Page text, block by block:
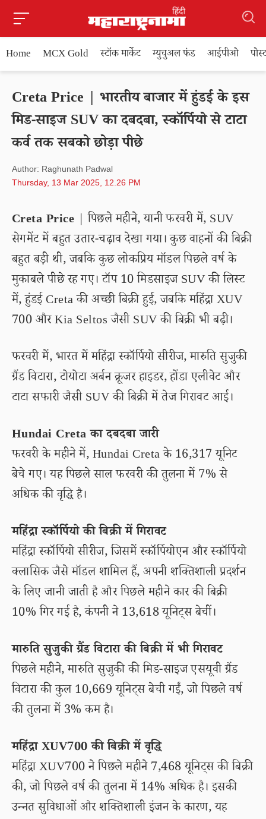
Home MCX Gold स्टॉक मार्केट म्युचुअल फंड आईपीओ
Creta Price | भारतीय बाजार में हुंडई के इस
मिड-साइज SUV का दबदबा, स्कॉर्पियो से टाटा
कर्व तक सबको छोड़ा पीछे
Author: Raghunath Padwal
Thursday, 13 Mar 2025, 12.26 PM
Creta Price | पिछले महीने, यानी फरवरी में, SUV
सेगमेंट में बहुत उतार-चढ़ाव देखा गया। कुछ वाहनों की बिक्री
बहुत बड़ी थी, जबकि कुछ लोकप्रिय मॉडल पिछले वर्ष के
मुकाबले पीछे रह गए। टॉप 10 मिडसाइज SUV की लिस्ट
में, हुंडई Creta की अच्छी बिक्री हुई, जबकि महिंद्रा XUV
700 और Kia Seltos जैसी SUV की बिक्री भी बढ़ी।
फरवरी में, भारत में महिंद्रा स्कॉर्पियो सीरीज, मारुति सुजुकी
ग्रैंड विटारा, टोयोटा अर्बन क्रूजर हाइडर, होंडा एलीवेट और
टाटा सफारी जैसी SUV की बिक्री में तेज गिरावट आई।
Hundai Creta का दबदबा जारी
फरवरी के महीने में, Hundai Creta के 16,317 यूनिट
बेचे गए। यह पिछले साल फरवरी की तुलना में 7% से
अधिक की वृद्धि है।
महिंद्रा स्कॉर्पियो की बिक्री में गिरावट
महिंद्रा स्कॉर्पियो सीरीज, जिसमें स्कॉर्पियोएन और स्कॉर्पियो
क्लासिक जैसे मॉडल शामिल हैं, अपनी शक्तिशाली प्रदर्शन
के लिए जानी जाती है और पिछले महीने कार की बिक्री
10% गिर गई है, कंपनी ने 13,618 यूनिट्स बेचीं।
मारुति सुजुकी ग्रैंड विटारा की बिक्री में भी गिरावट
पिछले महीने, मारुति सुजुकी की मिड-साइज एसयूवी ग्रैंड
विटारा की कुल 10,669 यूनिट्स बेची गईं, जो पिछले वर्ष
की तुलना में 3% कम है।
महिंद्रा XUV700 की बिक्री में वृद्धि
महिंद्रा XUV700 ने पिछले महीने 7,468 यूनिट्स की बिक्री
की, जो पिछले वर्ष की तुलना में 14% अधिक है। इसकी
उन्नत सुविधाओं और शक्तिशाली इंजन के कारण, यह